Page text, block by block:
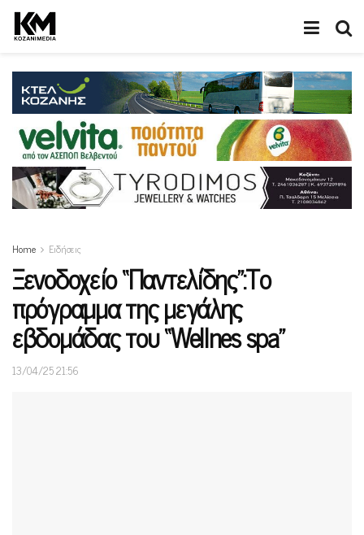
Home Ειδήσεις
Ξενοδοχείο “Παντελίδης”:Το
πρόγραμμα της μεγάλης
εβδομάδας του “Wellnes spa”
13/04/25 21:56